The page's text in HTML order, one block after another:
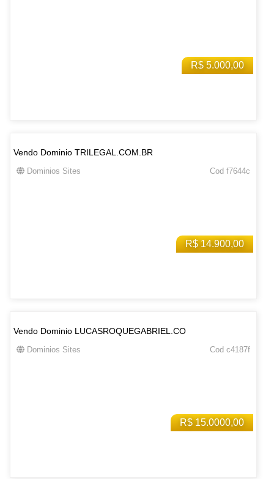
R$ 5.000,00
R$ 14.900,00
Vendo Dominio TRILEGAL.COM.BR
Dominios Sites Cod f7644c
R$ 15.0000,00
Vendo Dominio LUCASROQUEGABRIEL.CO
Dominios Sites Cod c4187f